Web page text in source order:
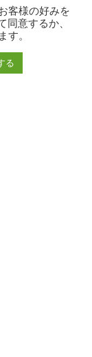
|
客様の好みを
同意するか、
す。
る